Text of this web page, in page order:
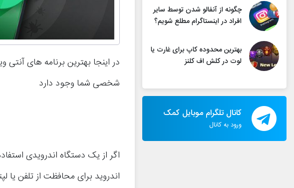
چگونه از آنفالو شدن توسط سایر
افراد در اینستاگرام مطلع شویم؟
بهترین محدوده کاپ برای غارت یا
لوت در کلش اف کلنز
کانال تلگرام موبایل کمک
ورود به کانال
در اینجا بهترین برنامه های
شخصی شما وجود دارد
اگر از یک دستگاه اندرویدی
اندروید برای محافظت از تلفن یا